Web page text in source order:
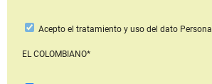
Acepto el tratamiento y uso del dato Personal
EL COLOMBIANO*